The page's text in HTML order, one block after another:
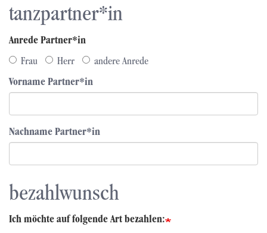
tanzpartner*in
Anrede Partner*in
Frau
Herr
andere Anrede
Vorname Partner*in
Nachname Partner*in
bezahlwunsch
Ich möchte auf folgende Art bezahlen: